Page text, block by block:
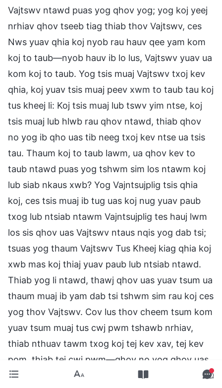
Vajtswv ntawd puas yog qhov yog; yog koj yeej
nrhiav qhov tseeb tiag thiab thov Vajtswv, ces
Nws yuav qhia koj nyob rau hauv qee yam kom
koj to taub—nyob hauv ib lo lus, Vajtswv yuav ua
kom koj to taub. Yog tsis muaj Vajtswv txoj kev
qhia, koj yuav tsis muaj peev xwm to taub tau koj
tus kheej li: Koj tsis muaj lub tswv yim ntse, koj
tsis muaj lub hlwb rau qhov ntawd, thiab qhov
no yog ib qho uas tib neeg txoj kev ntse ua tsis
tau. Thaum koj to taub lawm, ua qhov kev to
taub ntawd puas yog tshwm sim los ntawm koj
lub siab nkaus xwb? Yog Vajntsujplig tsis qhia
koj, ces tsis muaj ib tug uas koj nug yuav paub
txog lub ntsiab ntawm Vajntsujplig tes hauj lwm
los sis qhov uas Vajtswv ntaus nqis yog dab tsi;
tsuas yog thaum Vajtswv Tus Kheej kiag qhia koj
xwb mas koj thiaj yuav paub lub ntsiab ntawd.
Thiab yog li ntawd, thawj qhov uas yuav tsum ua
thaum muaj ib yam dab tsi tshwm sim rau koj ces
yog thov Vajtswv. Cov lus thov cheem tsum kom
yuav tsum muaj tus cwj pwm tshawb nrhiav,
thiab nthuav tawm txog koj tej kev xav, tej kev
pom, thiab tej cwj pwm—qhov no yog qhov uas
yuav tsum muaj. Tsuas lam ua xws li sawv daws